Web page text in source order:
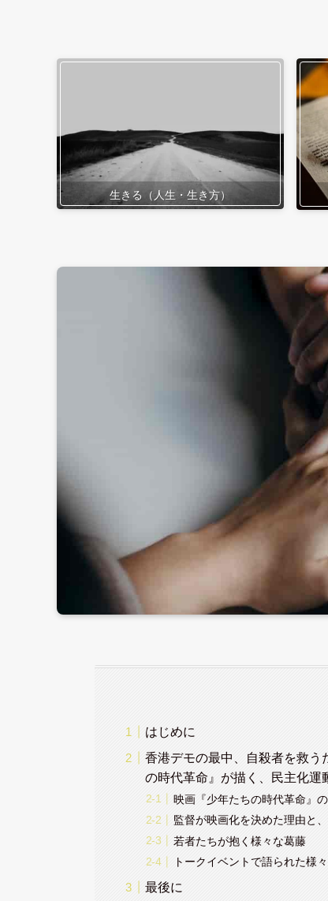
生きる（人生・生き方）
はじめに
香港デモの最中、自殺者を救う
の時代革命』が描く、民主化運
映画『少年たちの時代革命』
監督が映画化を決めた理由と
若者たちが抱く様々な葛藤
トークイベントで語られた様
最後に